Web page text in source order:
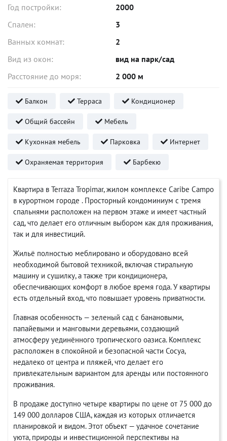
Год постройки:
2000
Спален:
3
Ванных комнат:
2
Вид из окон:
вид на парк/сад
Расстояние до моря:
2 000 м
Балкон Терраса Кондиционер
Общий бассейн Мебель
Кухонная мебель Парковка Интернет
Охраняемая территория Барбекю
Квартира в Terraza Tropimar, жилом комплексе Caribe Campo
в курортном городе . Просторный кондоминиум с тремя
спальнями расположен на первом этаже и имеет частный
сад, что делает его отличным выбором как для проживания,
так и для инвестиций.
Жильё полностью меблировано и оборудовано всей
необходимой бытовой техникой, включая стиральную
машину и сушилку, а также три кондиционера,
обеспечивающих комфорт в любое время года. У квартиры
есть отдельный вход, что повышает уровень приватности.
Главная особенность — зеленый сад с банановыми,
папайевыми и манговыми деревьями, создающий
атмосферу уединённого тропического оазиса. Комплекс
расположен в спокойной и безопасной части Сосуа,
недалеко от центра и пляжей, что делает его
привлекательным вариантом для аренды или постоянного
проживания.
В продаже доступно четыре квартиры по цене от 75 000 до
149 000 долларов США, каждая из которых отличается
планировкой и видом. Этот объект — удачное сочетание
уюта, природы и инвестиционной перспективы на